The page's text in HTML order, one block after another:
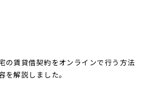
の賃貸借契約をオンラインで行う方法
を解説しました。